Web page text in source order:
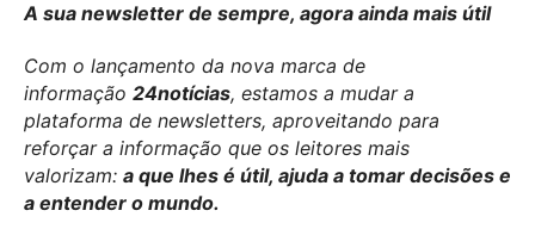
A sua newsletter de sempre, agora ainda mais útil
Com o lançamento da nova marca de
informação 24notícias, estamos a mudar a
plataforma de newsletters, aproveitando para
reforçar a informação que os leitores mais
valorizam: a que lhes é útil, ajuda a tomar decisões e
a entender o mundo.